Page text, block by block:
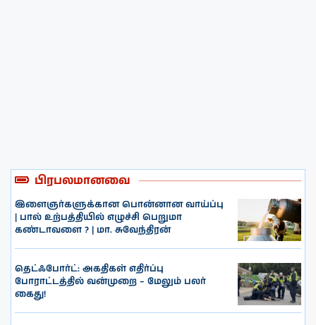
பிரபலமானவை
இளைஞர்களுக்கான பொன்னான வாய்ப்பு
| பால் உற்பத்தியில் எழுச்சி பெறுமா
கண்டாவளை ? | மா. சுவேந்திரன்
தெட்ஃபோர்ட்: அகதிகள் எதிர்ப்பு
போராட்டத்தில் வன்முறை – மேலும் பலர்
கைது!